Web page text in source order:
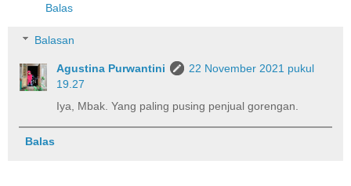
Balas
Balasan
Agustina Purwantini
22 November 2021 pukul
19.27
Iya, Mbak. Yang paling pusing penjual gorengan.
Balas